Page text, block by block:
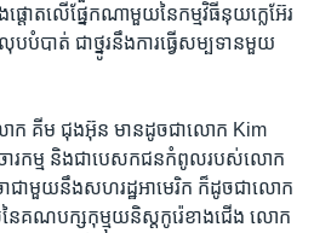
ផ្ដោតលើផ្នែកណាមួយនៃកម្មវិធីនុយក្លេអ៊ែរ
បបំបាត់ ជាថ្នូរនឹងការធ្វើសម្បទានមួយ
ោក គីម ជុងអ៊ុន មានដូចជាលោក Kim
ចារកម្ម និងជាបេសកជនកំពូលរបស់លោក
ាជាមួយនឹងសហរដ្ឋអាមេរិក ក៏ដូចជាលោក
នៃគណបក្សកុម្មុយនិស្តកូរ៉េខាងជើង លោក